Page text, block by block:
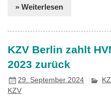
» Weiterlesen
KZV Berlin zahlt
2023 zurück
29. September 2024
KZV